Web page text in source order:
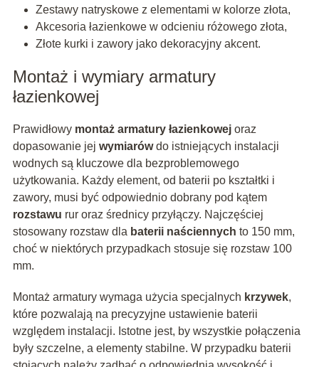
Zestawy natryskowe z elementami w kolorze złota,
Akcesoria łazienkowe w odcieniu różowego złota,
Złote kurki i zawory jako dekoracyjny akcent.
Montaż i wymiary armatury
łazienkowej
Prawidłowy montaż armatury łazienkowejoraz
dopasowanie jej wymiarówdo istniejących instalacji
wodnych są kluczowe dla bezproblemowego
użytkowania. Każdy element, od baterii po kształtki i
zawory, musi być odpowiednio dobrany pod kątem
rozstawu rur oraz średnicy przyłączy. Najczęściej
stosowany rozstaw dla baterii naściennych to 150 mm,
choć w niektórych przypadkach stosuje się rozstaw 100
mm.
Montaż armatury wymaga użycia specjalnych krzywek,
które pozwalają na precyzyjne ustawienie baterii
względem instalacji. Istotne jest, by wszystkie połączenia
były szczelne, a elementy stabilne. W przypadku baterii